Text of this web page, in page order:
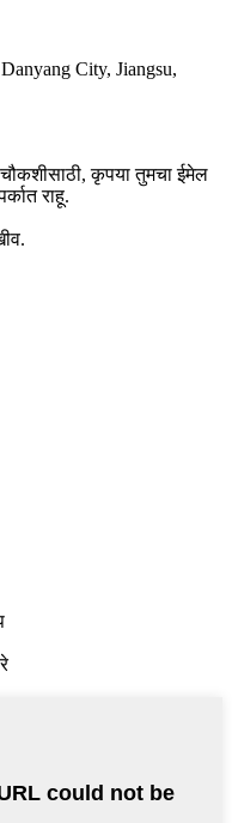
City, Jiangsu,
चौकशीसाठी, कृपया तुमचा ईमेल
राहू.